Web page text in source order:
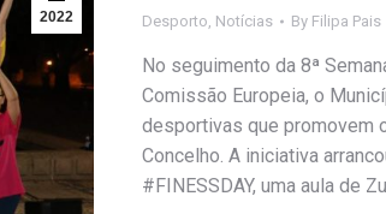
2022 Desporto Notícias By Filipa Pais
No seguimento da 8ª
Comissão Europeia, o
desportivas que promovem
Concelho. A iniciativa
#FINESSDAY, uma aula de